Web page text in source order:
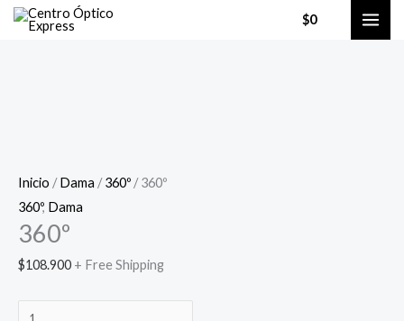
$0
Inicio /Dama /360º / 360º
360º, Dama
360º
$108.900 + Free Shipping